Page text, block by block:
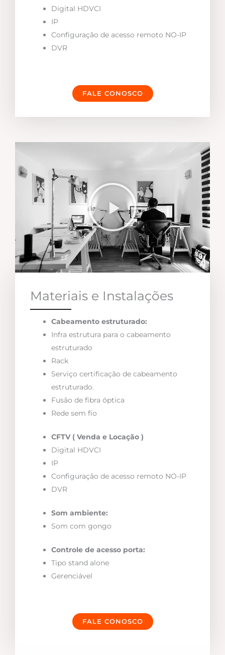
Digital HDVCI
IP
Configuração de acesso remoto NO-IP
DVR
FALE CONOSCO
Materiais e Instalações
Cabeamento estruturado:
Infra estrutura para o cabeamento
estruturado
Rack
Serviço certificação de cabeamento
estruturado.
Fusão de fibra óptica
Rede sem fio
CFTV ( Venda e Locação )
Digital HDVCI
IP
Configuração de acesso remoto NO-IP
DVR
Som ambiente:
Som com gongo
Controle de acesso porta:
Tipo stand alone
Gerenciável
FALE CONOSCO